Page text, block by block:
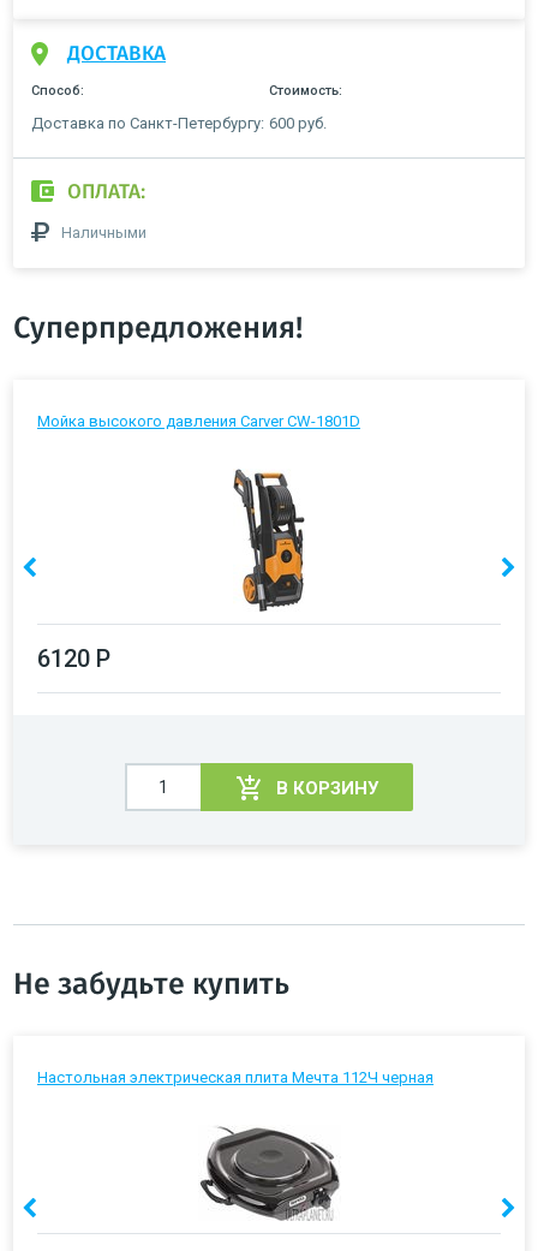
ДОСТАВКА
Способ: Стоимость:
Доставка по Санкт-Петербургу: 600 руб.
ОПЛАТА:
Наличными
Суперпредложения!
Мойка высокого давления Carver CW-1801D
6120 Р
В КОРЗИНУ
Не забудьте купить
Настольная электрическая плита Мечта 112Ч черная